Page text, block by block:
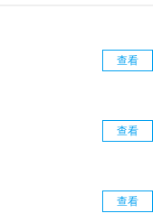
查看
查看
查看